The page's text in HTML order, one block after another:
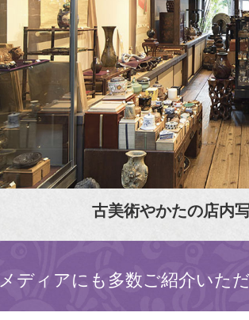
古美術やかたの店内
メディアにも多数ご紹介いた